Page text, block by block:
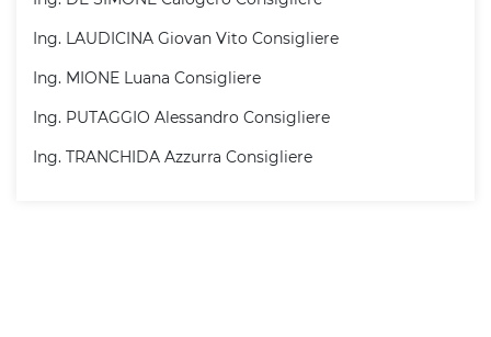
Ing. LAUDICINA Giovan Vito Consigliere
Ing. MIONE Luana Consigliere
Ing. PUTAGGIO Alessandro Consigliere
Ing. TRANCHIDA Azzurra Consigliere